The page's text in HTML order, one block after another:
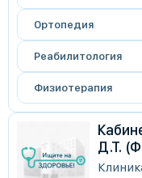
Ортопедия
Реабилитология
Физиотерапия
Д.Т.